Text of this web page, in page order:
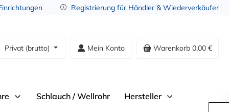
Registrierung für Händler & Wiederverkäufer
Privat (brutto) Mein Konto Warenkorb 0,00 €
Schlauch / Wellrohr Hersteller